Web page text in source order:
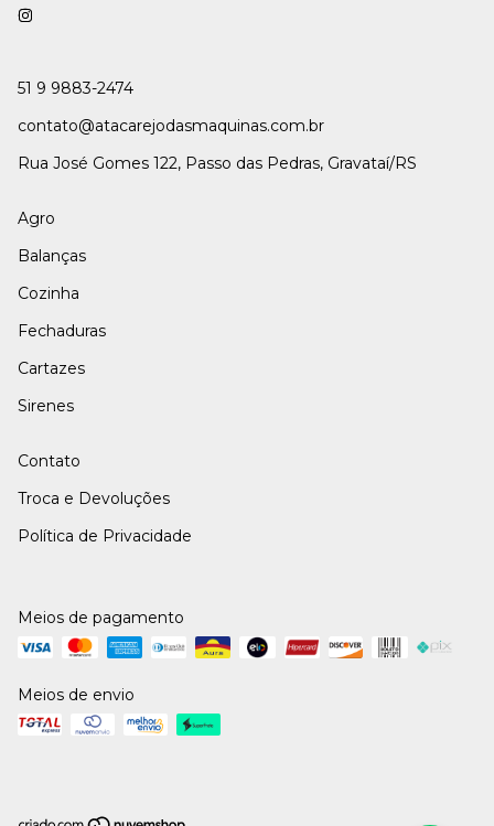
51 9 9883-2474
contato@atacarejodasmaquinas.com.br
Rua José Gomes 122, Passo das Pedras, Gravataí/RS
Agro
Balanças
Cozinha
Fechaduras
Cartazes
Sirenes
Contato
Troca e Devoluções
Política de Privacidade
Meios de pagamento
Meios de envio